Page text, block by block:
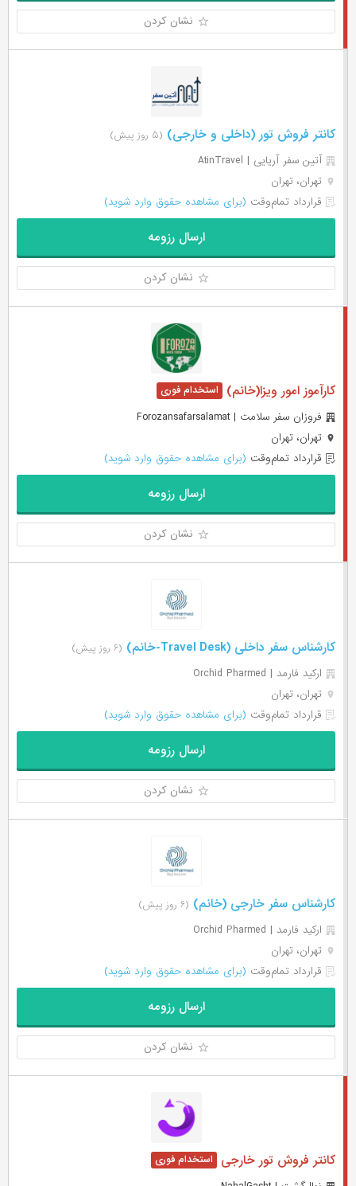
نشان کردن
کانتر فروش تور (داخلی و خارجی) (۵ روز پیش)
آتین سفر آریایی | AtinTravel
تهران، تهران
قرارداد تمام‌وقت (برای مشاهده حقوق وارد شوید)
ارسال رزومه
نشان کردن
کارآموز امور ویزا(خانم)
فروزان سفر سلامت | Forozansafarsalamat
تهران، تهران
قرارداد تمام‌وقت (برای مشاهده حقوق وارد شوید)
ارسال رزومه
نشان کردن
کارشناس سفر داخلی (Travel Desk-خانم) (۶ روز پیش)
ارکید فارمد | Orchid Pharmed
تهران، تهران
قرارداد تمام‌وقت (برای مشاهده حقوق وارد شوید)
ارسال رزومه
نشان کردن
کارشناس سفر خارجی (خانم) (۶ روز پیش)
ارکید فارمد | Orchid Pharmed
تهران، تهران
قرارداد تمام‌وقت (برای مشاهده حقوق وارد شوید)
ارسال رزومه
نشان کردن
کانتر فروش تور خارجی